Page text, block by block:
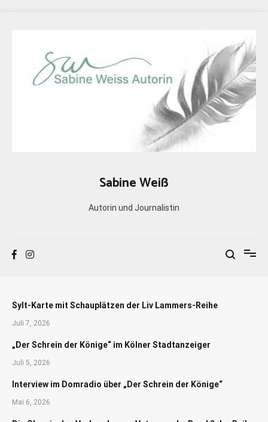
Sabine Weiß
Autorin und Journalistin
Sylt-Karte mit Schauplätzen der Liv Lammers-Reihe
Juli 7, 2026
„Der Schrein der Könige“ im Kölner Stadtanzeiger
Juli 5, 2026
Interview im Domradio über „Der Schrein der Könige“
Mai 6, 2026